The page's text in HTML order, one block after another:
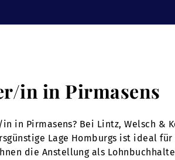
in in Pirmasens
in Pirmasens? Bei Lintz, Welsch &
Lage Homburgs ist ideal
die Anstellung als